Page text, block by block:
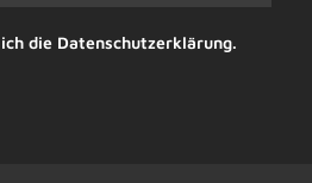
die Datenschutzerklärung.